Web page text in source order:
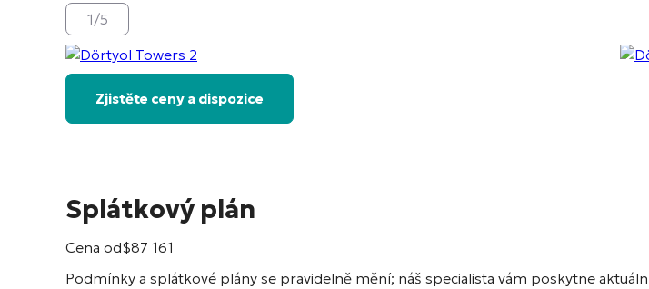
1/5
Zjistěte ceny a dispozice
Splátkový plán
Cena od$87 161
Podmínky a splátkové plány se pravidelně mění; náš specialista vám poskytne